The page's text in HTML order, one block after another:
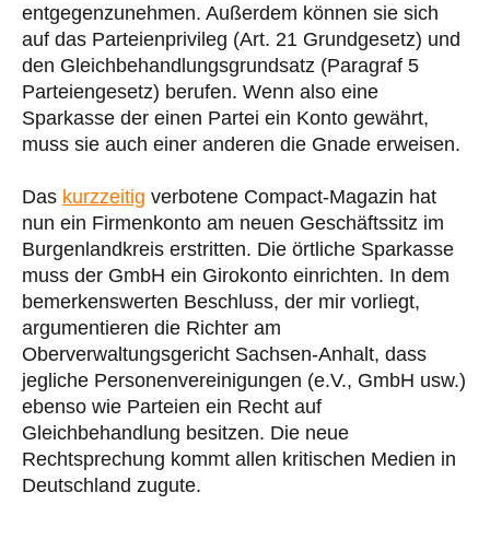
entgegenzunehmen. Außerdem können sie sich
auf das Parteienprivileg (Art. 21 Grundgesetz) und
den Gleichbehandlungsgrundsatz (Paragraf 5
Parteiengesetz) berufen. Wenn also eine
Sparkasse der einen Partei ein Konto gewährt,
muss sie auch einer anderen die Gnade erweisen.
Das kurzzeitig verbotene Compact-Magazin hat
nun ein Firmenkonto am neuen Geschäftssitz im
Burgenlandkreis erstritten. Die örtliche Sparkasse
muss der GmbH ein Girokonto einrichten. In dem
bemerkenswerten Beschluss, der mir vorliegt,
argumentieren die Richter am
Oberverwaltungsgericht Sachsen-Anhalt, dass
jegliche Personenvereinigungen (e.V., GmbH usw.)
ebenso wie Parteien ein Recht auf
Gleichbehandlung besitzen. Die neue
Rechtsprechung kommt allen kritischen Medien in
Deutschland zugute.